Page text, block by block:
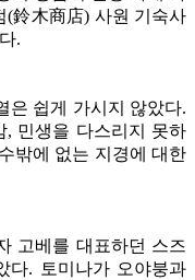
(鈴木商店) 사원 기숙사
.
은 쉽게 가시지 않았다.
, 민생을 다스리지 못하
밖에 없는 지경에 대한
고베를 대표하던 스즈
다. 토미나가 오야붕과